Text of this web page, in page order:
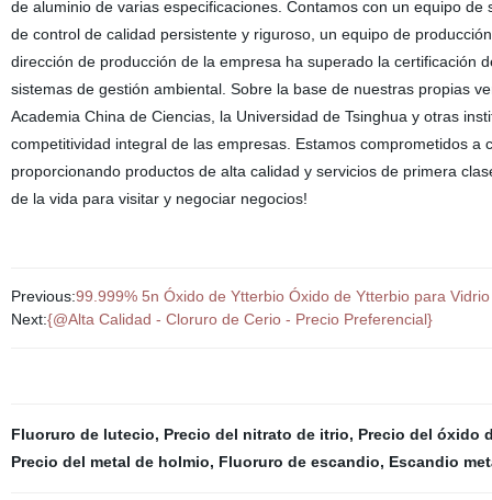
de aluminio de varias especificaciones. Contamos con un equipo
de control de calidad persistente y riguroso, un equipo de
dirección de producción de la empresa ha superado la certificación
sistemas de gestión ambiental. Sobre la base de nuestras propias
Academia China de Ciencias, la Universidad de Tsinghua y otras
competitividad integral de las empresas. Estamos comprometidos
proporcionando productos de alta calidad y servicios de primera
de la vida para visitar y negociar negocios!
Previous:99.999% 5n Óxido de Ytterbio Óxido de Ytterbio para
Next:{@Alta Calidad - Cloruro de Cerio - Precio Preferencial}
Fluoruro de lutecio, Precio del nitrato de itrio, Precio del óxido
Precio del metal de holmio, Fluoruro de escandio, Escandio